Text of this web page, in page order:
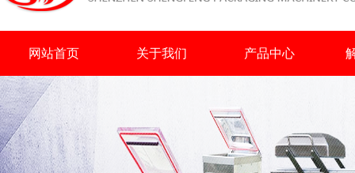
网站首页 关于我们 产品中心